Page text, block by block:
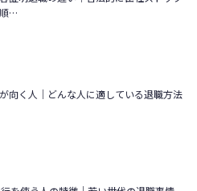
…
向く人｜どんな人に適している退職方法